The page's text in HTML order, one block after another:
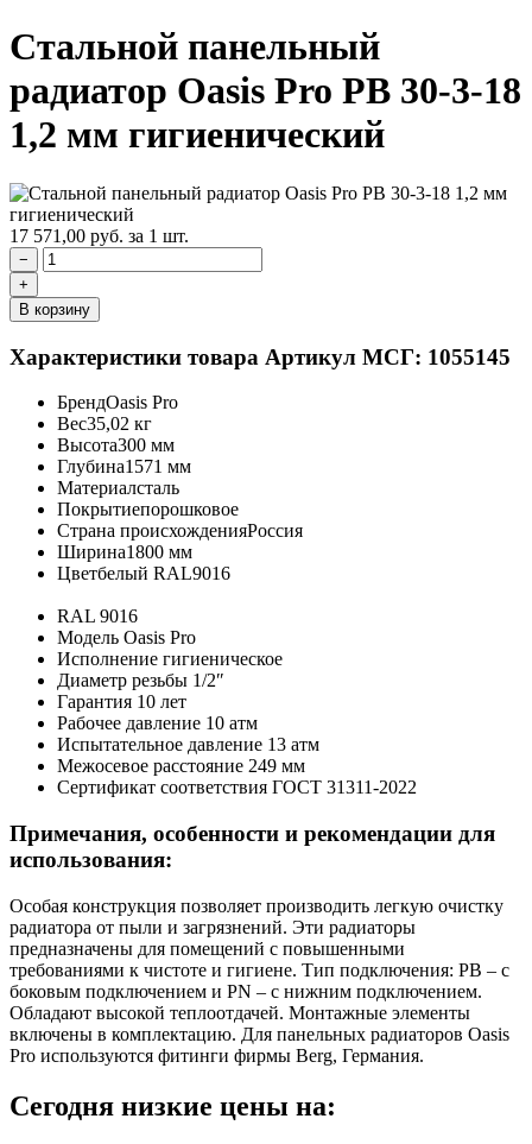
Стальной панельный
радиатор Oasis Pro PB 30-3-18
1,2 мм гигиенический
17 571,00 руб. за 1 шт.
−
+
В корзину
Характеристики товара Артикул МСГ: 1055145
БрендOasis Pro
Вес35,02 кг
Высота300 мм
Глубина1571 мм
Материалсталь
Покрытиепорошковое
Страна происхожденияРоссия
Ширина1800 мм
Цветбелый RAL9016
RAL 9016
Модель Oasis Pro
Исполнение гигиеническое
Диаметр резьбы 1/2″
Гарантия 10 лет
Рабочее давление 10 атм
Испытательное давление 13 атм
Межосевое расстояние 249 мм
Сертификат соответствия ГОСТ 31311-2022
Примечания, особенности и рекомендации для
использования:
Особая конструкция позволяет производить легкую очистку
радиатора от пыли и загрязнений. Эти радиаторы
предназначены для помещений с повышенными
требованиями к чистоте и гигиене. Тип подключения: PB – с
боковым подключением и PN – с нижним подключением.
Обладают высокой теплоотдачей. Монтажные элементы
включены в комплектацию. Для панельных радиаторов Oasis
Pro используются фитинги фирмы Berg, Германия.
Сегодня низкие цены на: